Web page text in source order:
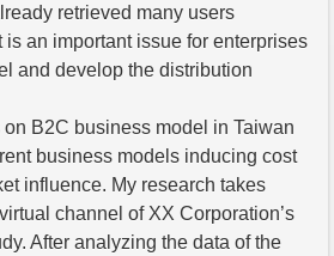
retrieved many users
is an important issue for enterprises
and develop the distribution
B2C business model in Taiwan
business models inducing cost
influence. My research takes
channel of XX Corporation’s
After analyzing the data of the